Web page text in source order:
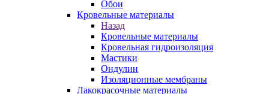
Обои
Кровельные материалы
Назад
Кровельные материалы
Кровельная гидроизоляция
Мастики
Ондулин
Изоляционные мембраны
Лакокрасочные материалы